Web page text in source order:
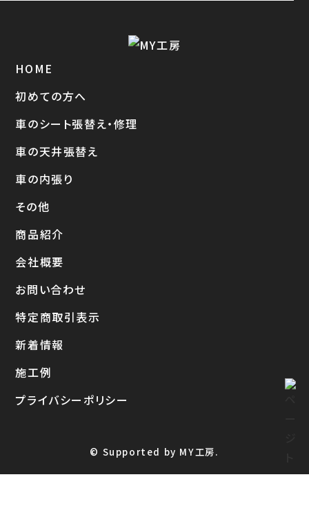
HOME
初めての方へ
車のシート張替え・修理
車の天井張替え
車の内張り
その他
商品紹介
会社概要
お問い合わせ
特定商取引表示
新着情報
施工例
プライバシーポリシー
© Supported by MY工房.